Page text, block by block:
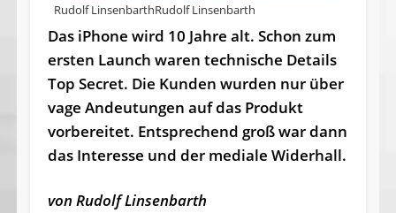
Rudolf LinsenbarthRudolf Linsenbarth
Das iPhone wird 10 Jahre alt. Schon zum
ersten Launch waren technische Details
Top Secret. Die Kunden wurden nur über
vage Andeutungen auf das Produkt
vorbereitet. Entsprechend groß war dann
das Interesse und der mediale Widerhall.
von Rudolf Linsenbarth